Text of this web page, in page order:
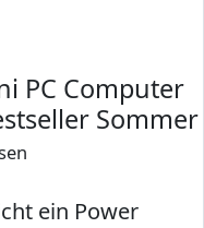
PC Computer
Sommer
ein Power